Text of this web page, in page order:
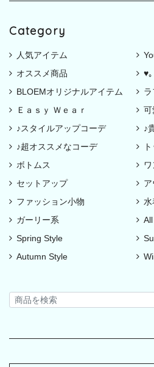
Category
人気アイテム
オススメ商品
♥
BLOEMオリジナルアイテム
Ｅａｓｙ Ｗｅａｒ
♪スタイルアップコーデ
♪
♪超オススメなコーデ
ボトムス
ワ
セットアップ
ファッション小物
水
ガーリー系
Spring Style
Autumn Style